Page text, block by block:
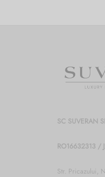
SC SUVERAN
RO16632313 /
Str. Pricazului,